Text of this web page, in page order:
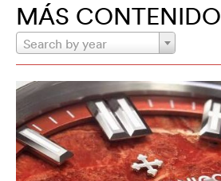
MÁS CONTENIDO
Search by year